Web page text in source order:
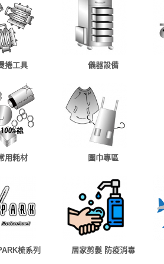
捲工具 儀器設備
用耗材 圍巾專區
梳系列 居家剪髮 防疫消毒